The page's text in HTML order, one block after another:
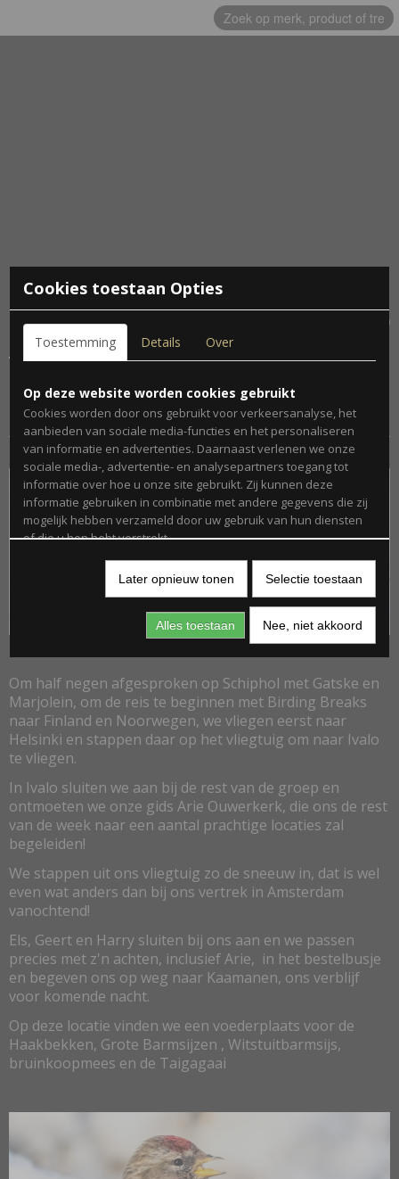
(0)
Vogelreis Lapland en het
Noorderlicht
Om half negen afgesproken op Schiphol met Gatske en
Marjolein, om de reis te beginnen met Birding Breaks
naar Finland en Noorwegen, we vliegen eerst naar
Helsinki en stappen daar op het vliegtuig om naar Ivalo
te vliegen.
In Ivalo sluiten we aan bij de rest van de groep en
ontmoeten we onze gids Arie Ouwerkerk, die ons de rest
van de week naar een aantal prachtige locaties zal
begeleiden!
We stappen uit ons vliegtuig zo de sneeuw in, dat is wel
even wat anders dan bij ons vertrek in Amsterdam
vanochtend!
Els, Geert en Harry sluiten bij ons aan en we passen
precies met z'n achten, inclusief Arie, in het bestelbusje
en begeven ons op weg naar Kaamanen, ons verblijf
voor komende nacht.
Op deze locatie vinden we een voederplaats voor de
Haakbekken, Grote Barmsijzen , Witstuitbarmsijs,
bruinkoopmees en de Taigagaai
Cookies toestaan Opties
Toestemming Details Over
Op deze website worden cookies gebruikt
Cookies worden door ons gebruikt voor verkeersanalyse, het
aanbieden van sociale media-functies en het personaliseren
van informatie en advertenties. Daarnaast verlenen we onze
sociale media-, advertentie- en analysepartners toegang tot
informatie over hoe u onze site gebruikt. Zij kunnen deze
informatie gebruiken in combinatie met andere gegevens die zij
mogelijk hebben verzameld door uw gebruik van hun diensten
of die u hen hebt verstrekt.
Later opnieuw tonen Selectie toestaan
Alles toestaan Nee, niet akkoord